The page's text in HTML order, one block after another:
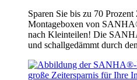
Sparen Sie bis zu 70
Montageboxen von
nach Kleinteilen! Die
und schallgedämmt durch